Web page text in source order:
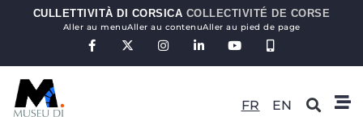
CULLETTIVITÀ DI CORSICA COLLECTIVITÉ DE CORSE
Aller au menuAller au contenuAller au pied de page
FR EN